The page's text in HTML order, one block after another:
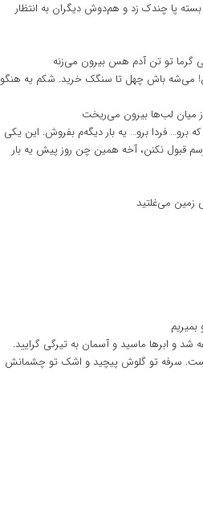
بسته پا چندک زد و هم‌دوش دیگران به انتظار
تو تن آدم هس بیرون می‌زنه
می‌شه باش چهل تا سنگک خرید. شکم یه هنگو
میان لب‌ها بیرون می‌ریخت
فردا برو… یه بار دیگه‌م بفروش. این یکی
قبول نکنن، آخه همین چن روز پیش یه بار
زمین می‌غلتید
و ابرها ماسید و آسمان به تیرگی گرایید.
سرفه تو گلوش پیچید و اشک تو چشمانش